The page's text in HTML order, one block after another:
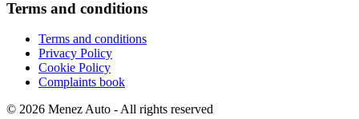
Terms and conditions
Terms and conditions
Privacy Policy
Cookie Policy
Complaints book
© 2026 Menez Auto - All rights reserved